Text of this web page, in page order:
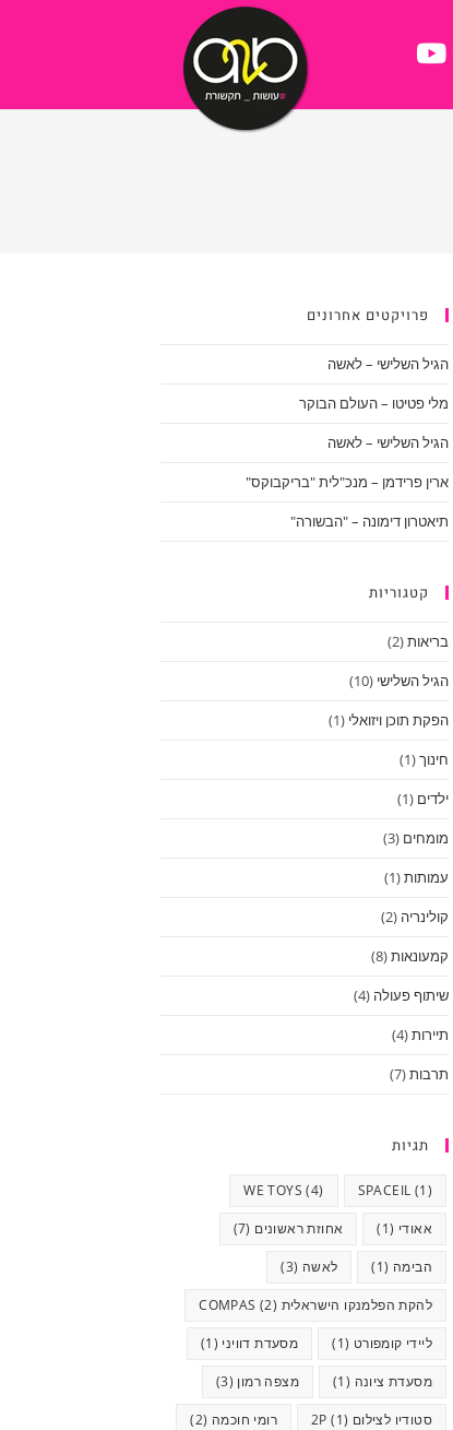
פרויקטים אחרונים
הגיל השלישי – לאשה
מלי פטיטו – העולם הבוקר
הגיל השלישי – לאשה
ארין פרידמן – מנכ"לית "בריקבוקס"
תיאטרון דימונה – "הבשורה"
קטגוריות
בריאות(2)
הגיל השלישי (10)
הפקת תוכן ויזואלי (1)
חינוך(1)
ילדים (1)
מומחים (3)
עמותות(1)
קולינריה (2)
קמעונאות(8)
שיתוף פעולה (4)
תיירות(4)
תרבות(7)
תגיות
SPACEIL (1)
WE TOYS (4)
אאודי (1) אחוזת ראשונים (7)
הבימה (1) לאשה (3)
להקת הפלמנקו הישראלית COMPAS (2)
ליידי קומפורט (1) מסעדת דוויני (1)
מסעדת ציונה (1) מצפה רמון (3)
סטודיו לצילום 2P (1) רומי חוכמה (2)